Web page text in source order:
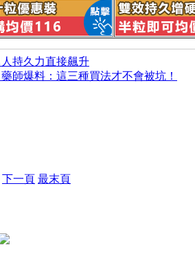
持久力直接飆升
師爆料：這三種買法才不會被坑！
下一頁 最末頁